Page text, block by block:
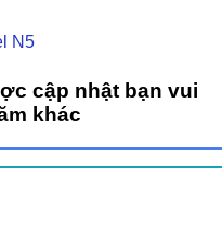
N5
cập nhật bạn vui
khác